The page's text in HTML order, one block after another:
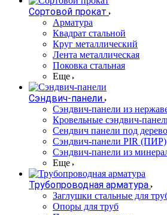
Сортовой прокат
Арматура
Квадрат стальной
Круг металлический
Лента металлическая
Поковка стальная
Еще
Сэндвич-панели
Cэндвич-панели из
Кровельные сэндвич-
Сендвич панели под дерево
Сэндвич-панели PIR (ПИР)
Сэндвич-панели из
Еще
Трубопроводная арматура
Заглушки стальные для
Опоры для труб